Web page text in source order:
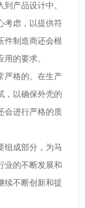
产品设计中。
考虑，以提供符
件制造商还会根
的要求。
严格的。在生产
，以确保外壳的
会进行严格的质
组成部分，为马
业的不断发展和
续不断创新和提